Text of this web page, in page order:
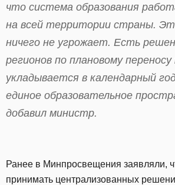
что система образования
на всей территории страны.
ничего не угрожает. Есть
регионов по плановому
укладывается в календарный
единое образовательное
добавил министр.
Ранее в Минпросвещения заявляли,
принимать централизованных